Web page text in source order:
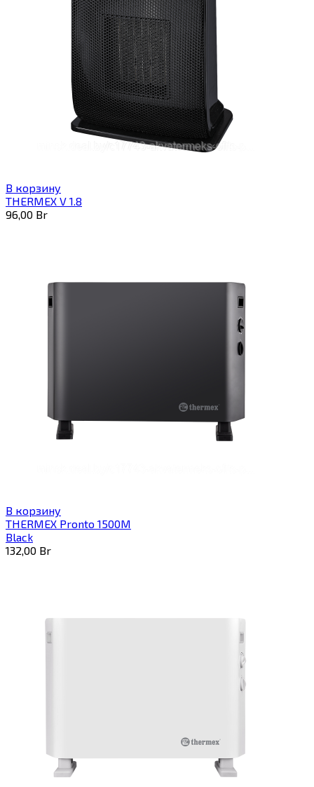
В корзину
THERMEX V 1.8
96,00 Br
В корзину
THERMEX Pronto 1500M
Black
132,00 Br